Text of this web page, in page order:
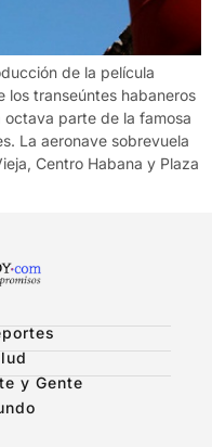
de la película
los transeúntes habaneros
octava parte de la famosa
La aeronave sobrevuela
Centro Habana y Plaza
y Gente